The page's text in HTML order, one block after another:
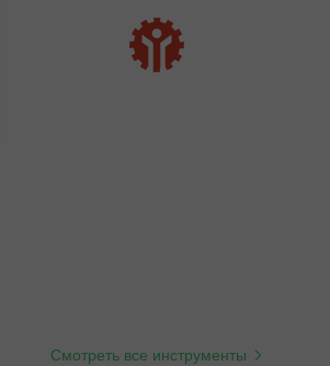
Смотреть все инструменты